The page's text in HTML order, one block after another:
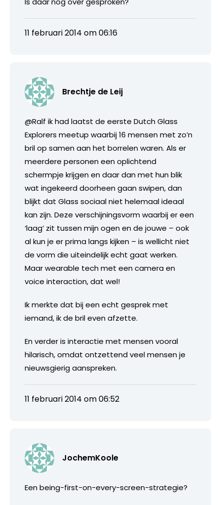
11 februari 2014 om 06:16
Brechtje de Leij
@Ralf ik had laatst de eerste Dutch Glass
Explorers meetup waarbij 16 mensen met zo’n
bril op samen aan het borrelen waren. Als er
meerdere personen een oplichtend
schermpje krijgen en daar dan met hun blik
wat ingekeerd doorheen gaan swipen, dan
blijkt dat Glass sociaal niet helemaal ideaal
kan zijn. Deze verschijningsvorm waarbij er een
‘laag’ zit tussen mijn ogen en de jouwe – ook
al kun je er prima langs kijken – is wellicht niet
de vorm die uiteindelijk echt gaat werken.
Maar wearable tech met een camera en
voice interaction, dat wel!
Ik merkte dat bij een echt gesprek met
iemand, ik de bril even afzette.
En verder is interactie met mensen vooral
hilarisch, omdat ontzettend veel mensen je
nieuwsgierig aanspreken.
11 februari 2014 om 06:52
JochemKoole
Een being-first-on-every-screen-strategie?